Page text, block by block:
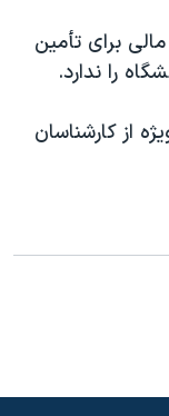
برای تأمين
را ندارد.
از کارشناسان